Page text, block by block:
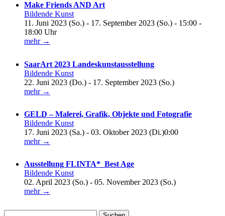
Make Friends AND Art
Bildende Kunst
11. Juni 2023 (So.) - 17. September 2023 (So.) - 15:00 -
18:00 Uhr
mehr →
SaarArt 2023 Landeskunstausstellung
Bildende Kunst
22. Juni 2023 (Do.) - 17. September 2023 (So.)
mehr →
GELD – Malerei, Grafik, Objekte und Fotografie
Bildende Kunst
17. Juni 2023 (Sa.) - 03. Oktober 2023 (Di.)0:00
mehr →
Ausstellung FLINTA*_Best Age
Bildende Kunst
02. April 2023 (So.) - 05. November 2023 (So.)
mehr →